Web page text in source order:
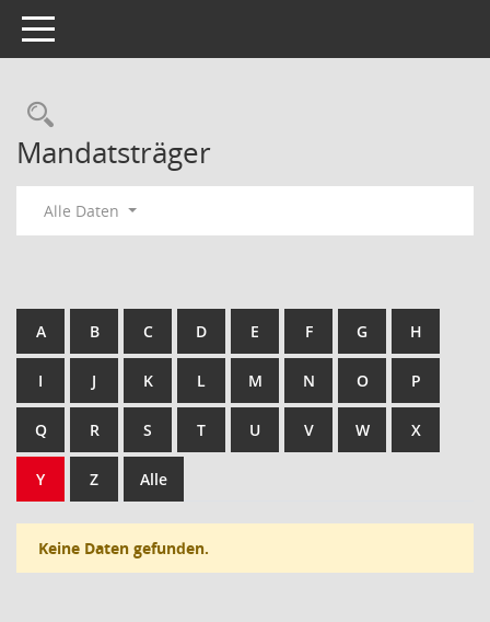
Toggle navigation
Rechercheauswahl
Mandatsträger
Alle Daten
A B C D E F G H
I J K L M N O P
Q R S T U V W X
Y Z Alle
Keine Daten gefunden.